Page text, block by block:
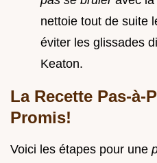
nettoie tout de suite
éviter les glissades
Keaton.
La Recette Pas-à-
Promis!
Voici les étapes pour une